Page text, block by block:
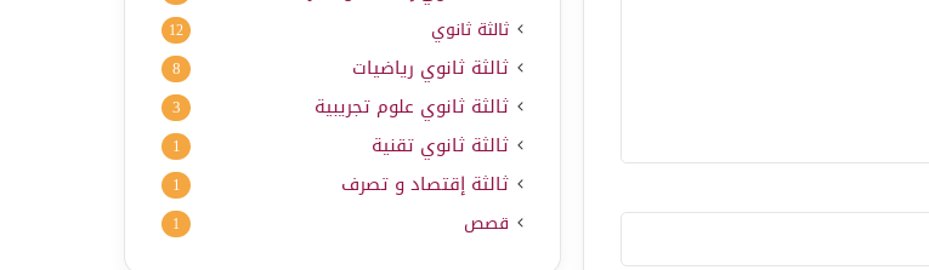
ثالثة ثانوي 12
ثالثة ثانوي رياضيات 8
ثالثة ثانوي علوم تجريبية 3
ثالثة ثانوي تقنية 1
ثالثة إقتصاد و تصرف 1
قصص 1